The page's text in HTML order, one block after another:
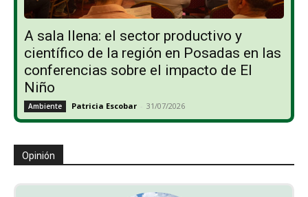
A sala llena: el sector productivo y
científico de la región en Posadas en las
conferencias sobre el impacto de El
Niño
Ambiente Patricia Escobar - 31/07/2026
Opinión